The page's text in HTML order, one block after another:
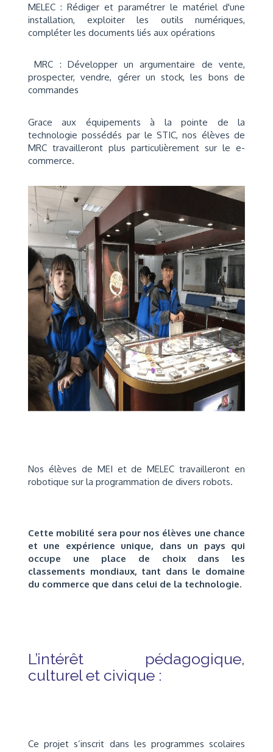
MELEC : Rédiger et paramétrer le matériel d'une
installation, exploiter les outils numériques,
compléter les documents liés aux opérations
MRC : Développer un argumentaire de vente,
prospecter, vendre, gérer un stock, les bons de
commandes
Grace aux équipements à la pointe de la
technologie possédés par le STIC, nos élèves de
MRC travailleront plus particulièrement sur le e-
commerce.
Nos élèves de MEI et de MELEC travailleront en
robotique sur la programmation de divers robots.
Cette mobilité sera pour nos élèves une chance
et une expérience unique, dans un pays qui
occupe une place de choix dans les
classements mondiaux, tant dans le domaine
du commerce que dans celui de la technologie.
L’intérêt pédagogique,
culturel et civique :
Ce projet s’inscrit dans les programmes scolaires